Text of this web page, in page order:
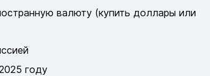
валюту (купить доллары или
году